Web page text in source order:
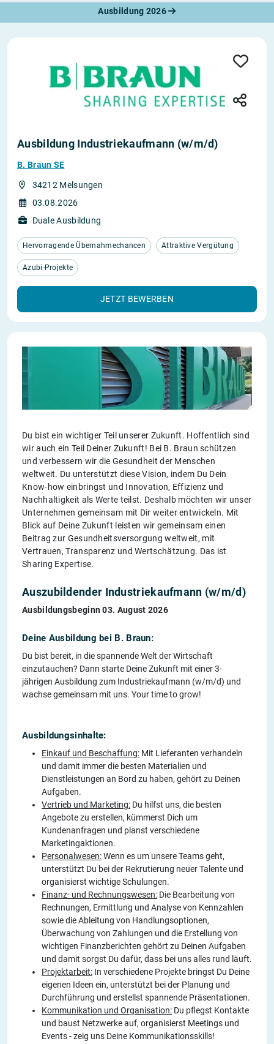
Ausbildung 2026
Ausbildung Industriekaufmann (w/m/d)
B. Braun SE
34212 Melsungen
03.08.2026
Duale Ausbildung
Hervorragende Übernahmechancen Attraktive Vergütung
Azubi-Projekte
JETZT BEWERBEN
Du bist ein wichtiger Teil unserer Zukunft. Hoffentlich sind
wir auch ein Teil Deiner Zukunft! Bei B. Braun schützen
und verbessern wir die Gesundheit der Menschen
weltweit. Du unterstützt diese Vision, indem Du Dein
Know-how einbringst und Innovation, Effizienz und
Nachhaltigkeit als Werte teilst. Deshalb möchten wir unser
Unternehmen gemeinsam mit Dir weiter entwickeln. Mit
Blick auf Deine Zukunft leisten wir gemeinsam einen
Beitrag zur Gesundheitsversorgung weltweit, mit
Vertrauen, Transparenz und Wertschätzung. Das ist
Sharing Expertise.
Auszubildender Industriekaufmann (w/m/d)
Ausbildungsbeginn 03. August 2026
Deine Ausbildung bei B. Braun:
Du bist bereit, in die spannende Welt der Wirtschaft
einzutauchen? Dann starte Deine Zukunft mit einer 3-
jährigen Ausbildung zum Industriekaufmann (w/m/d) und
wachse gemeinsam mit uns. Your time to grow!
Ausbildungsinhalte:
Einkauf und Beschaffung: Mit Lieferanten verhandeln
und damit immer die besten Materialien und
Dienstleistungen an Bord zu haben, gehört zu Deinen
Aufgaben.
Vertrieb und Marketing: Du hilfst uns, die besten
Angebote zu erstellen, kümmerst Dich um
Kundenanfragen und planst verschiedene
Marketingaktionen.
Personalwesen:Wenn es um unsere Teams geht,
unterstützt Du bei der Rekrutierung neuer Talente und
organisierst wichtige Schulungen.
Finanz- und Rechnungswesen: Die Bearbeitung von
Rechnungen, Ermittlung und Analyse von Kennzahlen
sowie die Ableitung von Handlungsoptionen,
Überwachung von Zahlungen und die Erstellung von
wichtigen Finanzberichten gehört zu Deinen Aufgaben
und damit sorgst Du dafür, dass bei uns alles rund läuft.
Projektarbeit: In verschiedene Projekte bringst Du Deine
eigenen Ideen ein, unterstützt bei der Planung und
Durchführung und erstellst spannende Präsentationen.
Kommunikation und Organisation: Du pflegst Kontakte
und baust Netzwerke auf, organisierst Meetings und
Events - zeig uns Deine Kommunikationsskills!